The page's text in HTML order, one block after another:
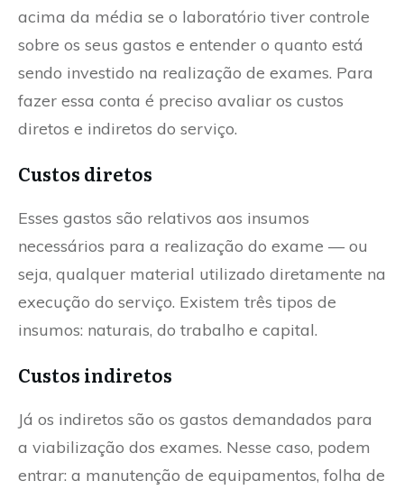
acima da média se o laboratório tiver controle
sobre os seus gastos e entender o quanto está
sendo investido na realização de exames. Para
fazer essa conta é preciso avaliar os custos
diretos e indiretos do serviço.
Custos diretos
Esses gastos são relativos aos insumos
necessários para a realização do exame — ou
seja, qualquer material utilizado diretamente na
execução do serviço. Existem três tipos de
insumos: naturais, do trabalho e capital.
Custos indiretos
Já os indiretos são os gastos demandados para
a viabilização dos exames. Nesse caso, podem
entrar: a manutenção de equipamentos, folha de